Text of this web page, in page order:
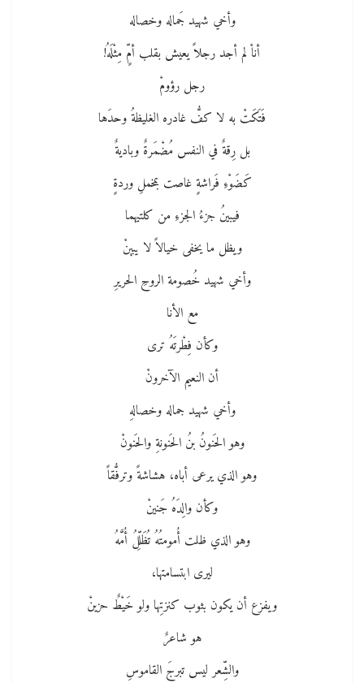
وأخي شهيد جَماله وخصاله
أناْ لم أجد رجلاً يعيش بقلب أمٍّ مِثْلَهُ!
رجل رؤومْ
فَتَكَتْ به لا كفُّ غادره الغليظةُ وحدَها
بل رِقةٌ في النفس مُضْمَرةٌ وباديةٌ
كَضَوْءِ فَراشةٍ غاصت بمخملِ وردةٍ
فيبينُ جزءُ الجزءِ من كلتيهما
ويظل ما يخفى خيالاً لا يبينْ
وأخي شهيد خُصومة الروحِ الحريرِ
مع الأنا
وكأن فِطْرتَهُ ترى
أن النعيم الآخرونْ
وأخي شهيد جماله وخصالهِ
وهو الحَنونُ بنُ الحَنونةِ والحَنونْ
وهو الذي يرعى أباه، هشاشةً وترفُّقاً
وكأن والِدَهُ جَنينْ
وهو الذي ظلت أُمومتُهُ تُظَلِّلُ أُمَّهُ
ليرى ابتسامتها،
ويفزع أن يكون بثوب كنزتِها ولو خَيْطٌ حزينْ
هو شاعرٌ
والشِّعر ليس تبرجَ القاموسِ